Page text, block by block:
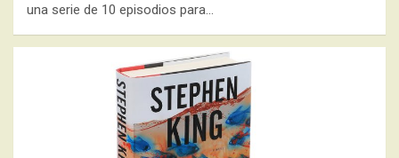
una serie de 10 episodios para…